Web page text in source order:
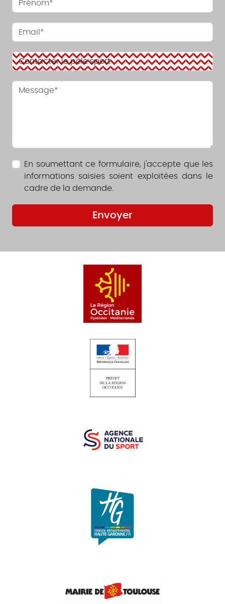
En soumettant ce formulaire, j'accepte que les
informations saisies soient exploitées dans le
cadre de la demande.